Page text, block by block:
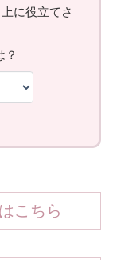
こちら